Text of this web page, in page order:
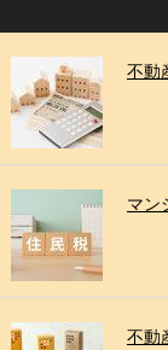
不動
マン
不動